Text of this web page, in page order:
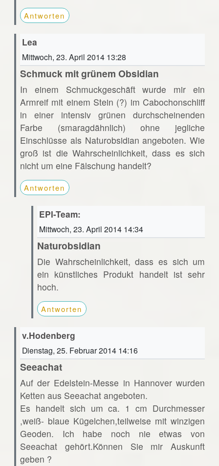
Antworten
Lea
Mittwoch, 23. April 2014 13:28
Schmuck mit grünem Obsidian
In einem Schmuckgeschäft wurde mir ein
Armreif mit einem Stein (?) im Cabochonschliff
in einer intensiv grünen durchscheinenden
Farbe (smaragdähnlich) ohne jegliche
Einschlüsse als Naturobsidian angeboten. Wie
groß ist die Wahrscheinlichkeit, dass es sich
nicht um eine Fälschung handelt?
Antworten
EPI-Team:
Mittwoch, 23. April 2014 14:34
Naturobsidian
Die Wahrscheinlichkeit, dass es sich um
ein künstliches Produkt handelt ist sehr
hoch.
Antworten
v.Hodenberg
Dienstag, 25. Februar 2014 14:16
Seeachat
Auf der Edelstein-Messe in Hannover wurden
Ketten aus Seeachat angeboten.
Es handelt sich um ca. 1 cm Durchmesser
,weiß- blaue Kügelchen,teilweise mit winzigen
Geoden. Ich habe noch nie etwas von
Seeachat gehört.Können Sie mir Auskunft
geben ?